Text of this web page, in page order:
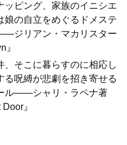
ッピング、家族のイニシエ
娘の自立をめぐるドメステ
ジリアン・マカリスター
』
、そこに暮らすのに相応し
る呪縛が悲劇を招き寄せる
ル――シャリ・ラペナ著
』